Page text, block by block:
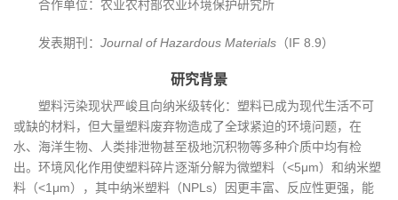
合作单位：农业农村部农业环境保护研究所
发表期刊： Journal of Hazardous Materials （IF 8.9）
研究背景
塑料污染现状严峻且向纳米级转化：塑料已成为现代生活不可
或缺的材料，但大量塑料废弃物造成了全球紧迫的环境问题，在
水、海洋生物、人类排泄物甚至极地沉积物等多种介质中均有检
出。环境风化作用使塑料碎片逐渐分解为微塑料（<5μm）和纳米塑
料（<1μm），其中纳米塑料（NPLs）因更丰富、反应性更强，能